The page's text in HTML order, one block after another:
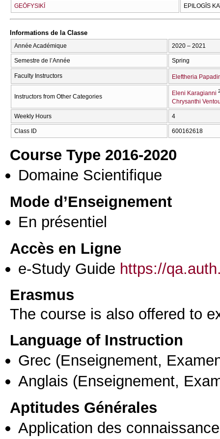
GEŌFYSIKĪ EPILOGĪS
Informations de la Classe
Année Académique 2020 – 2021
Semestre de l’Année Spring
Faculty Instructors Eleftheria
Instructors from Other Categories Eleni Karagianni
Chrysanthi
Weekly Hours 4
Class ID 600162618
Course Type 2016-2020
Domaine Scientifique
Mode d’Enseignement
En présentiel
Accès en Ligne
e-Study Guide https://
Erasmus
The course is also offered to
Language of Instruction
Grec (Enseignement,
Anglais (Enseignement,
Aptitudes Générales
Application des